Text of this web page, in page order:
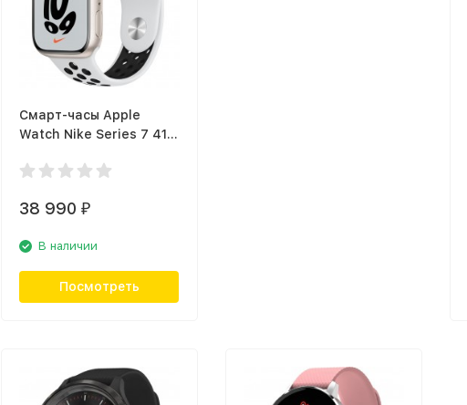
Смарт-часы Apple
Watch Nike Series 7 41
спортивный ремешок
38 990 ₽
В наличии
Посмотреть